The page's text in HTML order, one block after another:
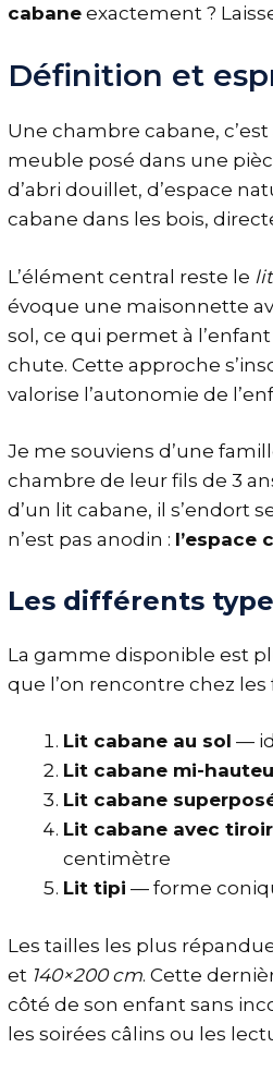
cabane exactement ?
Définition et
Une chambre cabane,
meuble posé dans une
d’abri douillet, d’espace
cabane dans les bois,
L’élément central reste le
évoque une maisonnette
sol, ce qui permet à l’enfant
chute. Cette approche
valorise l’autonomie de
Je me souviens d’une
chambre de leur fils de 3
d’un lit cabane, il s’endort
n’est pas anodin : l’espace
Les différents
La gamme disponible est
que l’on rencontre chez les
Lit cabane au sol —
Lit cabane mi-
Lit cabane
Lit cabane avec tiroir
centimètre
Lit tipi — forme
Les tailles les plus
et 140×200 cm. Cette
côté de son enfant sans
les soirées câlins ou les